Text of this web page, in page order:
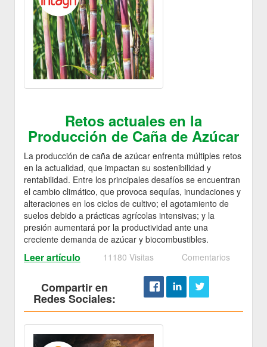
Retos actuales en la
Producción de Caña de Azúcar
La producción de caña de azúcar enfrenta múltiples retos
en la actualidad, que impactan su sostenibilidad y
rentabilidad. Entre los principales desafíos se encuentran
el cambio climático, que provoca sequías, inundaciones y
alteraciones en los ciclos de cultivo; el agotamiento de
suelos debido a prácticas agrícolas intensivas; y la
presión aumentará por la productividad ante una
creciente demanda de azúcar y biocombustibles.
Leer artículo 11180 Visitas Comentarios
Compartir en
Redes Sociales: